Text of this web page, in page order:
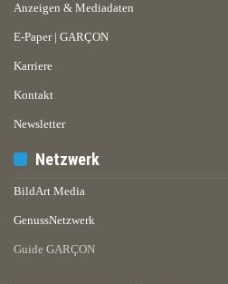
Anzeigen & Mediadaten
E-Paper | GARÇON
Karriere
Kontakt
Newsletter
Netzwerk
BildArt Media
GenussNetzwerk
Guide GARÇON